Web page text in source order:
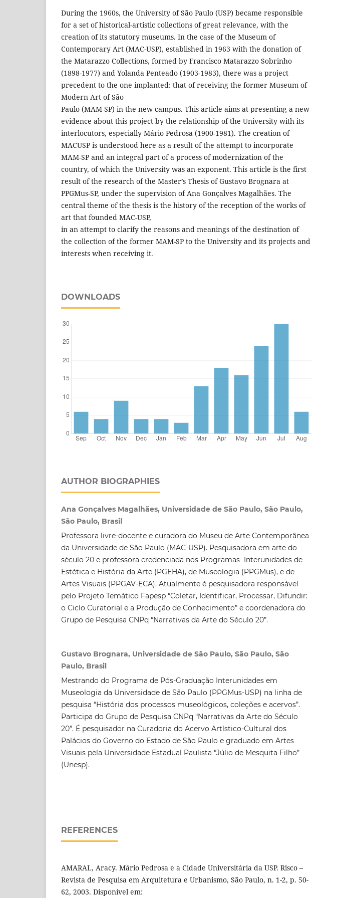
During the 1960s, the University of São Paulo (USP) became responsible
for a set of historical-artistic collections of great relevance, with the
creation of its statutory museums. In the case of the Museum of
Contemporary Art (MAC-USP), established in 1963 with the donation of
the Matarazzo Collections, formed by Francisco Matarazzo Sobrinho
(1898-1977) and Yolanda Penteado (1903-1983), there was a project
precedent to the one implanted: that of receiving the former Museum of
Modern Art of São
Paulo (MAM-SP) in the new campus. This article aims at presenting a new
evidence about this project by the relationship of the University with its
interlocutors, especially Mário Pedrosa (1900-1981). The creation of
MACUSP is understood here as a result of the attempt to incorporate
MAM-SP and an integral part of a process of modernization of the
country, of which the University was an exponent. This article is the first
result of the research of the Master’s Thesis of Gustavo Brognara at
PPGMus-SP, under the supervision of Ana Gonçalves Magalhães. The
central theme of the thesis is the history of the reception of the works of
art that founded MAC-USP,
in an attempt to clarify the reasons and meanings of the destination of
the collection of the former MAM-SP to the University and its projects and
interests when receiving it.
DOWNLOADS
AUTHOR BIOGRAPHIES
Ana Gonçalves Magalhães, Universidade de São Paulo, São Paulo,
São Paulo, Brasil
Professora livre-docente e curadora do Museu de Arte Contemporânea
da Universidade de São Paulo (MAC-USP). Pesquisadora em arte do
século 20 e professora credenciada nos Programas Interunidades de
Estética e História da Arte (PGEHA), de Museologia (PPGMus), e de
Artes Visuais (PPGAV-ECA). Atualmente é pesquisadora responsável
pelo Projeto Temático Fapesp “Coletar, Identificar, Processar, Difundir:
o Ciclo Curatorial e a Produção de Conhecimento” e coordenadora do
Grupo de Pesquisa CNPq “Narrativas da Arte do Século 20”.
Gustavo Brognara, Universidade de São Paulo, São Paulo, São
Paulo, Brasil
Mestrando do Programa de Pós-Graduação Interunidades em
Museologia da Universidade de São Paulo (PPGMus-USP) na linha de
pesquisa “História dos processos museológicos, coleções e acervos”.
Participa do Grupo de Pesquisa CNPq “Narrativas da Arte do Século
20”. É pesquisador na Curadoria do Acervo Artístico-Cultural dos
Palácios do Governo do Estado de São Paulo e graduado em Artes
Visuais pela Universidade Estadual Paulista “Júlio de Mesquita Filho”
(Unesp).
REFERENCES
AMARAL, Aracy. Mário Pedrosa e a Cidade Universitária da USP. Risco –
Revista de Pesquisa em Arquitetura e Urbanismo, São Paulo, n. 1-2, p. 50-
62, 2003. Disponível em: